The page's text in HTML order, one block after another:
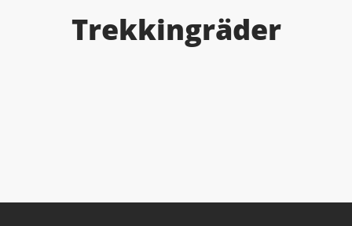
Trekkingräder